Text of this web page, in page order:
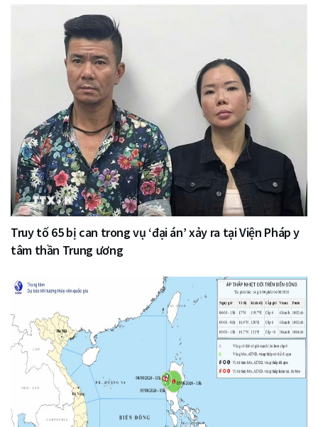
Truy tố 65 bị can trong vụ ‘đại án’ xảy ra tại Viện Pháp y
tâm thần Trung ương